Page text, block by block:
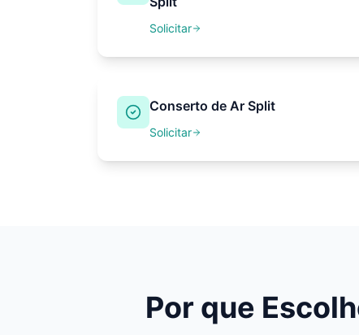
Solicitar
Conserto de Ar Split
Solicitar
Por que